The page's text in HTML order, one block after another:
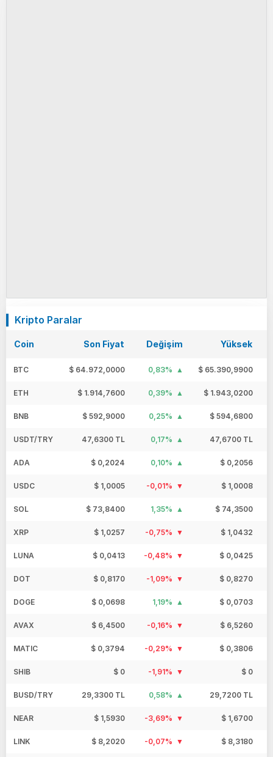
Kripto Paralar
Coin Son Fiyat Değişim Yüksek
BTC $ 64.972,0000 0,83% $ 65.390,9900
ETH $ 1.914,7600 0,39% $ 1.943,0200
BNB $ 592,9000 0,25% $ 594,6800
USDT/TRY 47,6300 TL 0,17% 47,6700 TL
ADA $ 0,2024 0,10% $ 0,2056
USDC $ 1,0005 -0,01% $ 1,0008
SOL $ 73,8400 1,35% $ 74,3500
XRP $ 1,0257 -0,75% $ 1,0432
LUNA $ 0,0413 -0,48% $ 0,0425
DOT $ 0,8170 -1,09% $ 0,8270
DOGE $ 0,0698 1,19% $ 0,0703
AVAX $ 6,4500 -0,16% $ 6,5260
MATIC $ 0,3794 -0,29% $ 0,3806
SHIB $ 0 -1,91% $ 0
BUSD/TRY 29,3300 TL 0,58% 29,7200 TL
NEAR $ 1,5930 -3,69% $ 1,6700
LINK $ 8,2020 -0,07% $ 8,3180